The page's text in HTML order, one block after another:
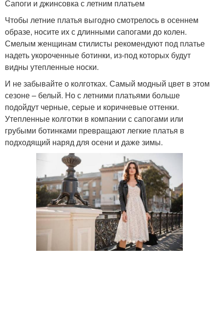
Сапоги и джинсовка с летним платьем
Чтобы летние платья выгодно смотрелось в осеннем
образе, носите их с длинными сапогами до колен.
Смелым женщинам стилисты рекомендуют под платье
надеть укороченные ботинки, из-под которых будут
видны утепленные носки.
И не забывайте о колготках. Самый модный цвет в этом
сезоне – белый. Но с летними платьями больше
подойдут черные, серые и коричневые оттенки.
Утепленные колготки в компании с сапогами или
грубыми ботинками превращают легкие платья в
подходящий наряд для осени и даже зимы.